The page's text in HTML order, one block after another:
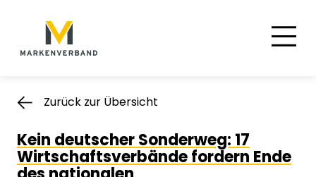
Hauptnavigation
Zurück zur Übersicht
Kein deutscher Sonderweg: 17
Wirtschaftsverbände fordern Ende